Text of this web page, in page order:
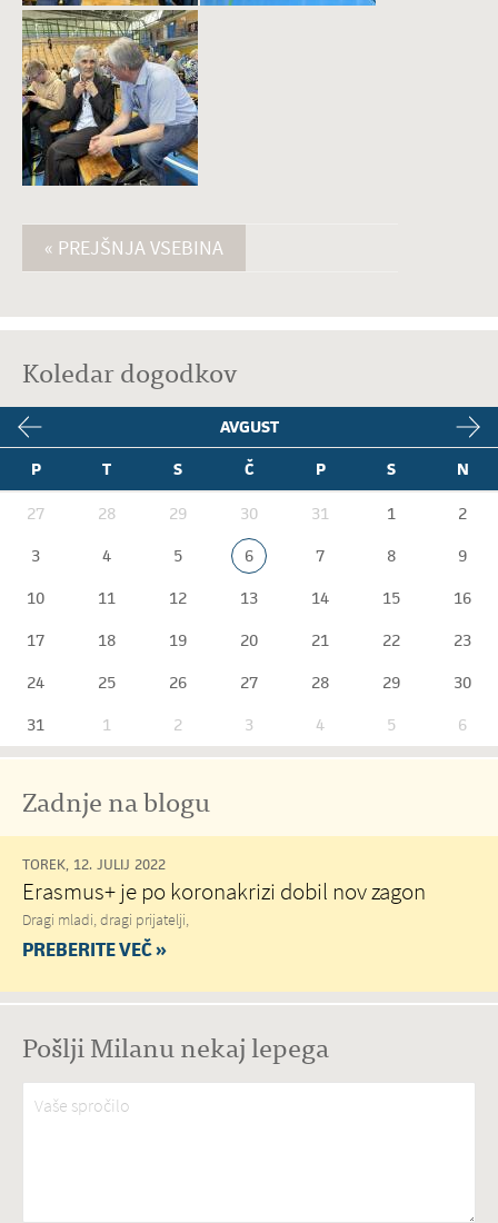
« PREJŠNJA VSEBINA
Koledar dogodkov
AVGUST
P
T S Č P S N
27 28 29 30 31 1
2
3
4 5 6 7 8
9
10
11 12 13 14 15
16
17
18 19 20 21 22
23
24
25 26 27 28 29
30
31
1 2 3 4 5 6
Zadnje na blogu
TOREK, 12. JULIJ 2022
Erasmus+ je po koronakrizi dobil nov zagon
Dragi mladi, dragi prijatelji,
PREBERITE VEČ »
Pošlji Milanu nekaj lepega
Vaše spročilo*